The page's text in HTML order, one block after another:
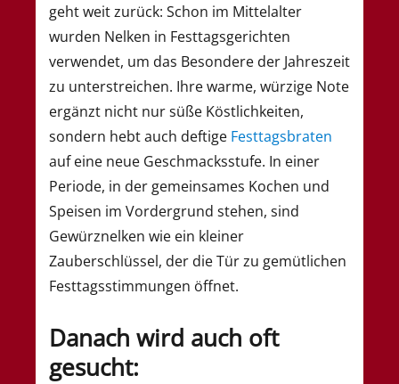
geht weit zurück: Schon im Mittelalter
wurden Nelken in Festtagsgerichten
verwendet, um das Besondere der Jahreszeit
zu unterstreichen. Ihre warme, würzige Note
ergänzt nicht nur süße Köstlichkeiten,
sondern hebt auch deftige Festtagsbraten
auf eine neue Geschmacksstufe. In einer
Periode, in der gemeinsames Kochen und
Speisen im Vordergrund stehen, sind
Gewürznelken wie ein kleiner
Zauberschlüssel, der die Tür zu gemütlichen
Festtagsstimmungen öffnet.
Danach wird auch oft
gesucht: